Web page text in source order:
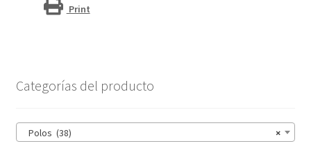
cantidad
Print
Categorías del producto
×
Polos (38)